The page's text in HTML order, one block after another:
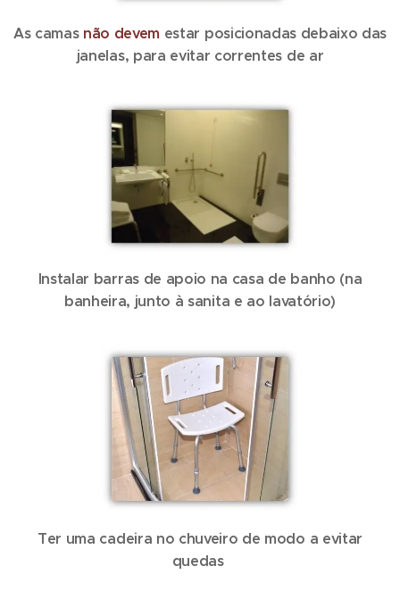
As camas não devem estar posicionadas debaixo das
janelas, para evitar correntes de ar
Instalar barras de apoio na casa de banho (na
banheira, junto à sanita e ao lavatório)
Ter uma cadeira no chuveiro de modo a evitar
quedas